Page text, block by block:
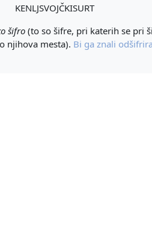
KENLJSVOJČKISURT
šifro(to so šifre, pri katerih se pri
njihova mesta). Bi ga znali